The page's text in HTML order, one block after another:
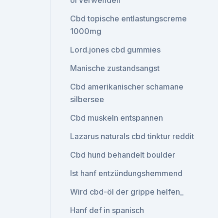
Cbd topische entlastungscreme
1000mg
Lord.jones cbd gummies
Manische zustandsangst
Cbd amerikanischer schamane
silbersee
Cbd muskeln entspannen
Lazarus naturals cbd tinktur reddit
Cbd hund behandelt boulder
Ist hanf entzündungshemmend
Wird cbd-öl der grippe helfen_
Hanf def in spanisch